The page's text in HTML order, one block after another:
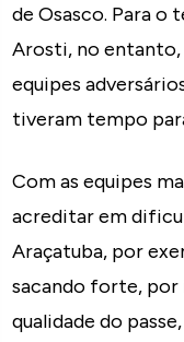
de Osasco. Para o
Arosti, no entanto,
equipes
tiveram tempo
Com as equipes
acreditar em
Araçatuba, por
sacando forte, por
qualidade do